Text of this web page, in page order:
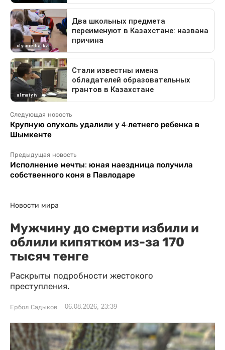
Следующая новость
Крупную опухоль удалили у 4-летнего ребенка в
Шымкенте
Предыдущая новость
Исполнение мечты: юная наездница получила
собственного коня в Павлодаре
Новости мира
Мужчину до смерти избили и
облили кипятком из-за 170
тысяч тенге
Раскрыты подробности жестокого
преступления.
Ербол Садыков 06.08.2026, 23:39